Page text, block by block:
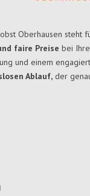
Oberhausen steht
faire Preise bei
und einem
Ablauf, der